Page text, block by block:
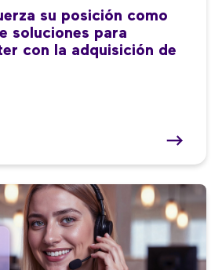
su posición como
soluciones para
con la adquisición de